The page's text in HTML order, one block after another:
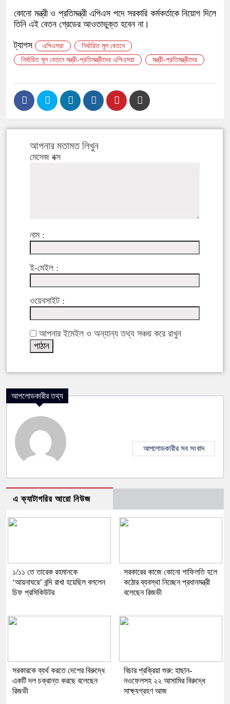
কোনো মন্ত্রী ও প্রতিমন্ত্রী এপিএস পদে সরকারি কর্মকর্তাকে নিয়োগ দিলে
তিনি এই বেতন গ্রেডের আওতাভুক্ত হবেন না।
ট্যাগস এপিএসরা
নির্ধারিত মূল বেতনে
নির্ধারিত মূল বেতনে মন্ত্রী-প্রতিমন্ত্রীদের এপিএসরা
মন্ত্রী-প্রতিমন্ত্রীদের
আপনার মতামত লিখুন
মেসেজ বক্স
নাম :
ই-মেইল :
ওয়েবসাইট :
আপনার ইমেইল ও অন্যান্য তথ্য সঞ্চয় করে রাখুন
আপলোডকারীর তথ্য
আপলোডকারীর সব সংবাদ
এ ক্যাটাগরির আরো নিউজ
১/১১ তে তারেক রহমানকে
‘আয়নাঘরে’ বন্দি রাখা হয়েছিল বললেন
চিফ প্রসিকিউটর
সরকারের কাজে কোনো গাফিলতি হলে
কঠোর ব্যবস্থা নিচ্ছেন প্রধানমন্ত্রী
বলেছেন রিজভী
সরকারকে ব্যর্থ করতে দেশের বিরুদ্ধে
একটি দল চক্রান্ত করছে বলেছেন
রিজভী
বিচার প্রক্রিয়া শুরু: হাছান-
নওফেলসহ ২২ আসামির বিরুদ্ধে
সাক্ষ্যগ্রহণ আজ